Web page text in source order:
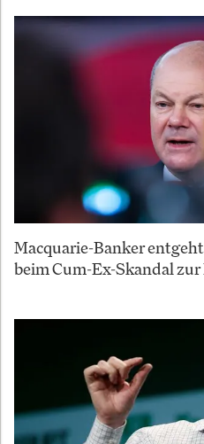
Macquarie-Banker
beim Cum-Ex-Skandal